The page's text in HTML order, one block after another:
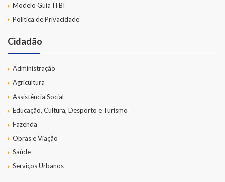
Modelo Guia ITBI
Política de Privacidade
Cidadão
Administração
Agricultura
Assistência Social
Educação, Cultura, Desporto e Turismo
Fazenda
Obras e Viação
Saúde
Serviços Urbanos